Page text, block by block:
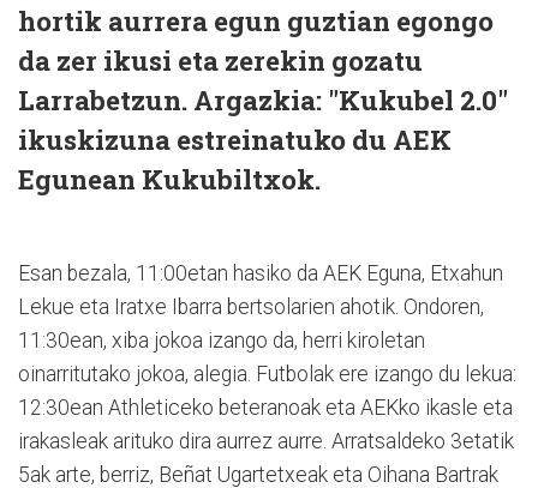
hortik aurrera egun guztian egongo
da zer ikusi eta zerekin gozatu
Larrabetzun. Argazkia: "Kukubel 2.0"
ikuskizuna estreinatuko du AEK
Egunean Kukubiltxok.
Esan bezala, 11:00etan hasiko da AEK Eguna, Etxahun
Lekue eta Iratxe Ibarra bertsolarien ahotik. Ondoren,
11:30ean, xiba jokoa izango da, herri kiroletan
oinarritutako jokoa, alegia. Futbolak ere izango du lekua:
12:30ean Athleticeko beteranoak eta AEKko ikasle eta
irakasleak arituko dira aurrez aurre. Arratsaldeko 3etatik
5ak arte, berriz, Beñat Ugartetxeak eta Oihana Bartrak